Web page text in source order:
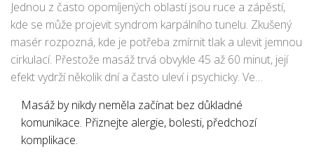
obrovským tématem – otoky dokážou pěkně znepříjemnit
život, zvlášť v horkých letních dnech, kdy už i žabky škrtí.
Jemná lymfatická masáž dokáže přispět k lepšímu odtoku
lymfy, ale zároveň nikdy nesmí být příliš silná, aby
nerozbouřila krevní oběh příliš rychle.
Jednou z často opomíjených oblastí jsou ruce a zápěstí,
kde se může projevit syndrom karpálního tunelu. Zkušený
masér rozpozná, kde je potřeba zmírnit tlak a ulevit jemnou
cirkulací. Přestože masáž trvá obvykle 45 až 60 minut, její
efekt vydrží několik dní a často uleví i psychicky. Ve
žen uvedlo, že jim masáž pomohla rychleji usnout a snížila
vnímání stresu během celého týdne. K tomu samozřejmě
přispívá i pečlivý výběr olejů – ideální jsou neutrální rostlinné
Masáž by nikdy neměla začínat bez důkladné
komunikace. Přiznejte alergie, bolesti, předchozí
komplikace.